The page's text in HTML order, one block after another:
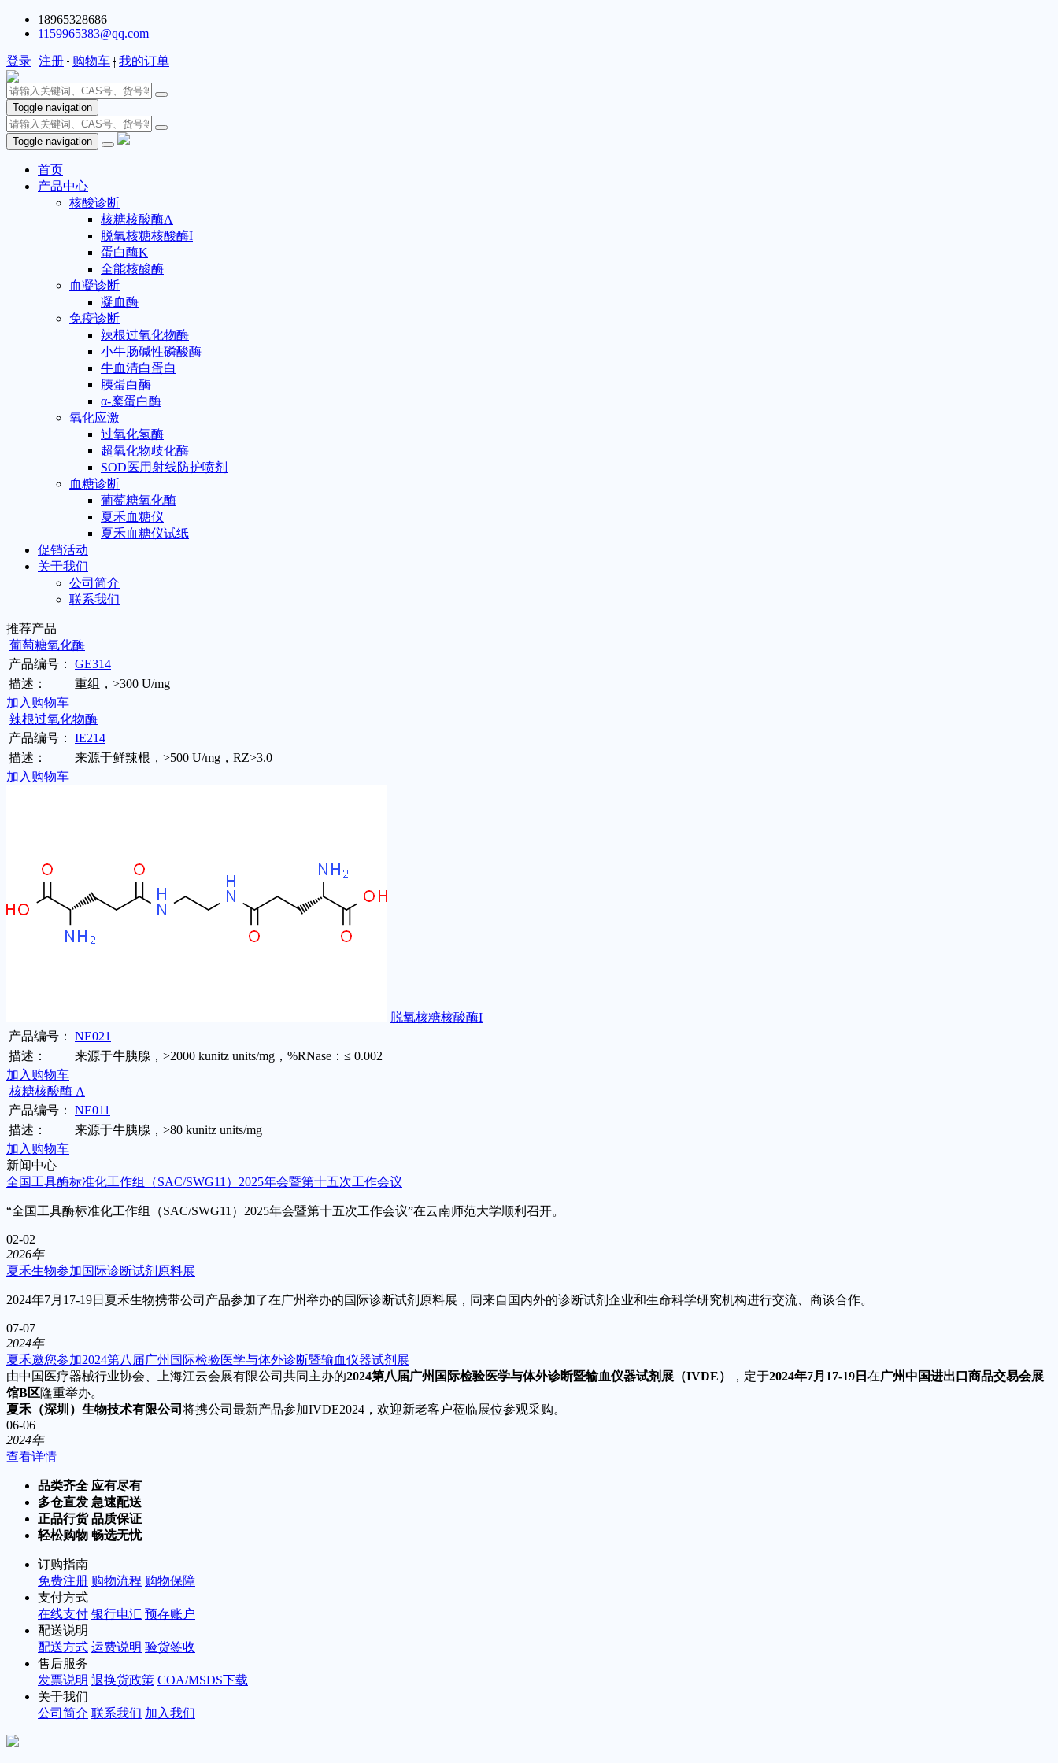
18965328686
1159965383@qq.com
登录 注册 | 购物车 | 我的订单
Toggle navigation
Toggle navigation
首页
产品中心
核酸诊断
核糖核酸酶A
脱氧核糖核酸酶I
蛋白酶K
全能核酸酶
血凝诊断
凝血酶
免疫诊断
辣根过氧化物酶
小牛肠碱性磷酸酶
牛血清白蛋白
胰蛋白酶
α-糜蛋白酶
氧化应激
过氧化氢酶
超氧化物歧化酶
SOD医用射线防护喷剂
血糖诊断
葡萄糖氧化酶
夏禾血糖仪
夏禾血糖仪试纸
促销活动
关于我们
公司简介
联系我们
推荐产品
葡萄糖氧化酶
产品编号：
GE314
描述：
重组，>300 U/mg
加入购物车
辣根过氧化物酶
产品编号：
IE214
描述：
来源于鲜辣根，>500 U/mg，RZ>3.0
加入购物车
脱氧核糖核酸酶I
产品编号：
NE021
描述：
来源于牛胰腺，>2000 kunitz units/mg，%RNase：≤ 0.002
加入购物车
核糖核酸酶 A
产品编号：
NE011
描述：
来源于牛胰腺，>80 kunitz units/mg
加入购物车
新闻中心
全国工具酶标准化工作组（SAC/SWG11）2025年会暨第十五次工作会议
“全国工具酶标准化工作组（SAC/SWG11）2025年会暨第十五次工作会议”在云南师范大学顺利召开。
02-02
2026年
夏禾生物参加国际诊断试剂原料展
2024年7月17-19日夏禾生物携带公司产品参加了在广州举办的国际诊断试剂原料展，同来自国内外的诊断试剂企业和生命科学研究机构进行交流、商谈合作。
07-07
2024年
夏禾邀您参加2024第八届广州国际检验医学与体外诊断暨输血仪器试剂展
由中国医疗器械行业协会、上海江云会展有限公司共同主办的2024第八届广州国际检验医学与体外诊断暨输血仪器试剂展（IVDE） ，定于2024年7月17-19日 在广州中国进出口商品交易会展
馆B区隆重举办。
夏禾（深圳）生物技术有限公司 将携公司最新产品参加IVDE2024，欢迎新老客户莅临展位参观采购。
06-06
2024年
查看详情
品类齐全 应有尽有
多仓直发 急速配送
正品行货 品质保证
轻松购物 畅选无忧
订购指南
免费注册 购物流程 购物保障
支付方式
在线支付 银行电汇 预存账户
配送说明
配送方式 运费说明 验货签收
售后服务
发票说明 退换货政策 COA/MSDS下载
关于我们
公司简介 联系我们 加入我们